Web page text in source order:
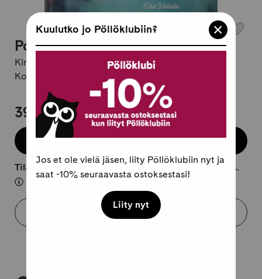
Pohjalainen nainen ja Nalaania
Kirjailija:
Kovakantinen, suomi
39,95 €
Lisää koriin
Tilaustuote, lähtee kuljetukseen 10-25 arkipäivässä.
Varaa myymälästä
Kuulutko jo Pöllöklubiin?
Jos et ole vielä jäsen, liity Pöllöklubiin nyt ja
saat -10% seuraavasta ostoksestasi!
Liity nyt